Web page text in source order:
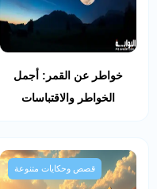
خواطر عن القمر: أجمل
الخواطر والاقتباسات
قصص وحكايات متنوعة